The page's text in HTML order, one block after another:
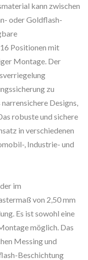
kann zwischen
oder Goldflash-
Positionen mit
Montage. Der
zu
Designs,
robuste und sichere
in verschiedenen
, Industrie- und
im
von 2,50 mm
Es ist sowohl eine
möglich. Das
Messing und
Beschichtung